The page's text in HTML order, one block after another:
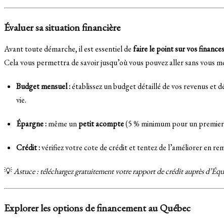
Évaluer sa situation financière
Avant toute démarche, il est essentiel defaire le point sur vos finances
Cela vous permettra de savoir jusqu’où vous pouvez aller sans vous
Budget mensuel :établissez un budget détaillé de vos revenus
vie.
Épargne :même unpetit acompte(5 % minimum pour un
Crédit :vérifiez votre cote de crédit et tentez de l’améliorer en
💡Astuce : téléchargez gratuitement votre rapport de crédit auprès
Explorer les options de financement au Québec